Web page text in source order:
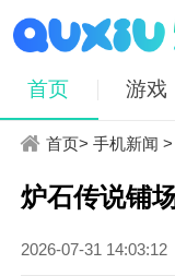
首页 游戏
首页>手机新闻
炉石传说铺
2026-07-31 14:03:12